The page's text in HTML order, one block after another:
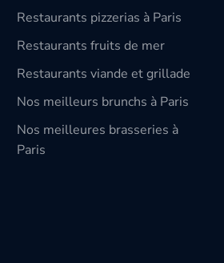
Restaurants pizzerias à Paris
Restaurants fruits de mer
Restaurants viande et grillade
Nos meilleurs brunchs à Paris
Nos meilleures brasseries à
Paris